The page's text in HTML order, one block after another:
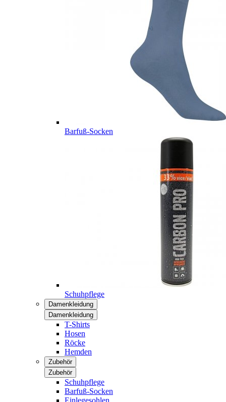
Barfuß-Socken
Schuhpflege
Damenkleidung
Damenkleidung
T-Shirts
Hosen
Röcke
Hemden
Zubehör
Zubehör
Schuhpflege
Barfuß-Socken
Einlegesohlen